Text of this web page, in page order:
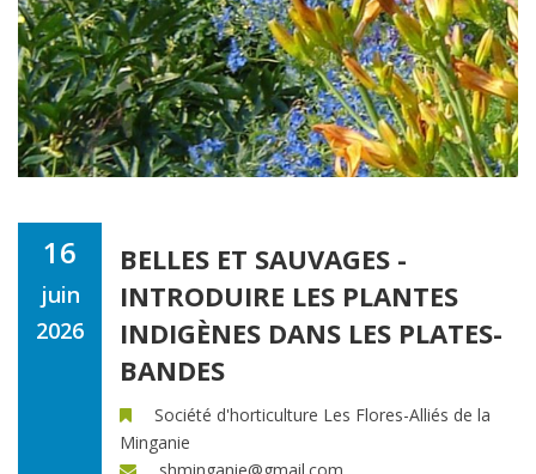
16
juin
2026
BELLES ET SAUVAGES -
INTRODUIRE LES PLANTES
INDIGÈNES DANS LES PLATES-
BANDES
Société d'horticulture Les Flores-Alliés de la
Minganie